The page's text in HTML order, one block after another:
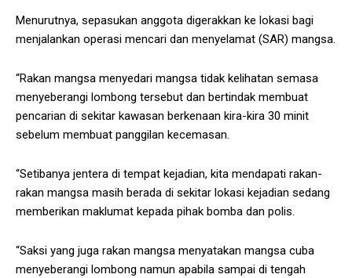
Menurutnya, sepasukan anggota digerakkan ke lokasi bagi
menjalankan operasi mencari dan menyelamat (SAR) mangsa.
“Rakan mangsa menyedari mangsa tidak kelihatan semasa
menyeberangi lombong tersebut dan bertindak membuat
pencarian di sekitar kawasan berkenaan kira-kira 30 minit
sebelum membuat panggilan kecemasan.
“Setibanya jentera di tempat kejadian, kita mendapati rakan-
rakan mangsa masih berada di sekitar lokasi kejadian sedang
memberikan maklumat kepada pihak bomba dan polis.
“Saksi yang juga rakan mangsa menyatakan mangsa cuba
menyeberangi lombong namun apabila sampai di tengah